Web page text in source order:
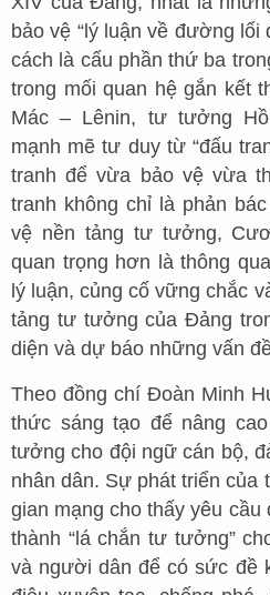
bảo vệ “lý luận về đường
cách là cấu phần thứ ba
trong mối quan hệ gắn kết
Mác – Lênin, tư tưởng
mạnh mẽ tư duy từ “đấu
tranh để vừa bảo vệ vừa
tranh không chỉ là phản
vệ nền tảng tư tưởng,
quan trọng hơn là thông
lý luận, củng cố vững chắc
tảng tư tưởng của Đảng
diện và dự báo những vấn
Theo đồng chí Đoàn Minh
thức sáng tạo để nâng
tưởng cho đội ngữ cán bộ,
nhân dân. Sự phát triển của
gian mạng cho thấy yêu cầu
thành “lá chắn tư tưởng”
và người dân để có sức đề